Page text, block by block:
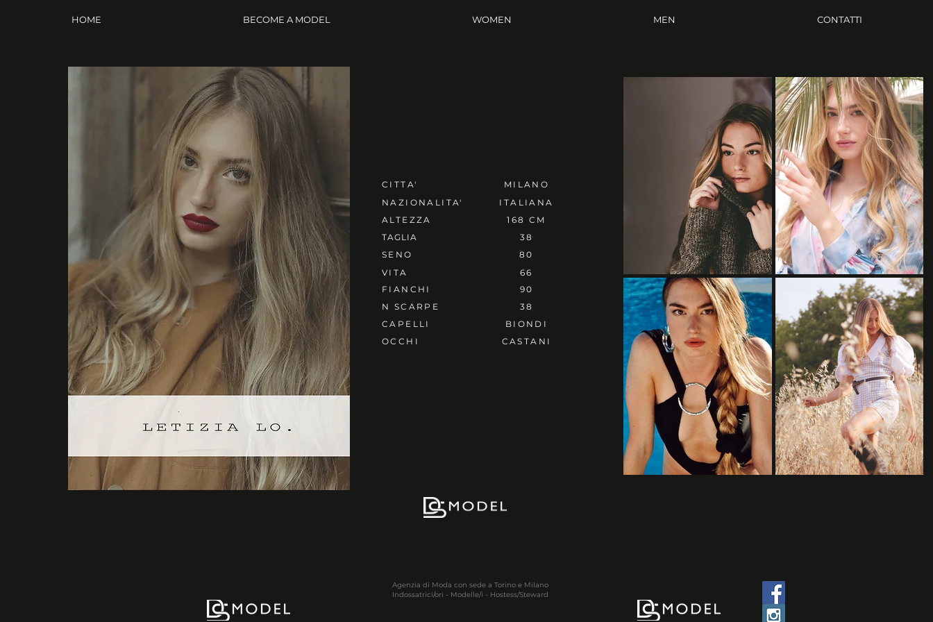
HOME BECOME A MODEL WOMEN MEN CONTATTI
ITALIANA
168 CM
38
80
66
90
38
BIONDI
CASTANI
MILANO
NAZIONALITA'
ALTEZZA
TAGLIA
SENO
VITA
FIANCHI
N SCARPE
CAPELLI
OCCHI
CITTA'
Agenzia di Moda con sede a Torino e Milano
Indossatrici/ori - Modelle/i - Hostess/Steward